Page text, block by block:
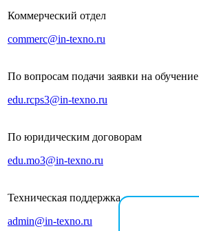
Коммерческий отдел
commerc@in-texno.ru
По вопросам подачи заявки на обучение
edu.rcps3@in-texno.ru
По юридическим договорам
edu.mo3@in-texno.ru
Техническая поддержка
admin@in-texno.ru